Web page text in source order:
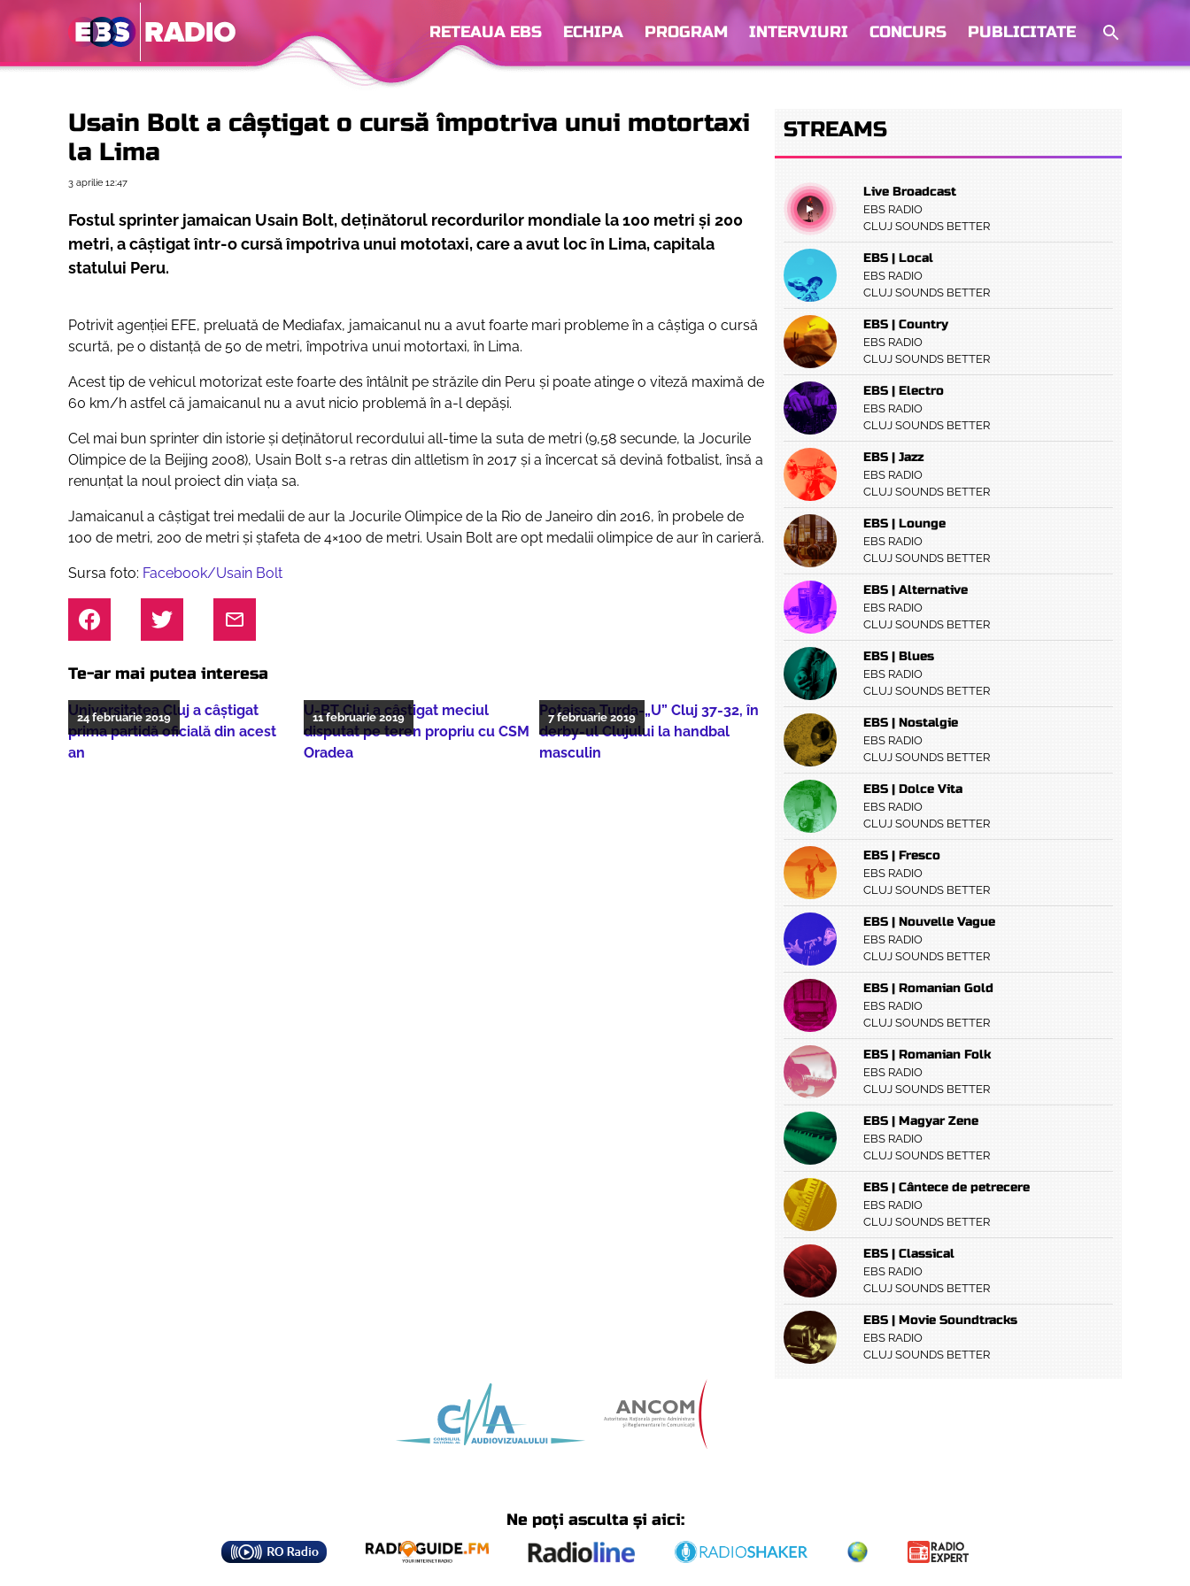
RETEAUA EBS ECHIPA PROGRAM INTERVIURI CONCURS PUBLICITATE
Usain Bolt a câștigat o cursă împotriva unui motortaxi
la Lima
3 aprilie 12:47
Fostul sprinter jamaican Usain Bolt, deţinătorul recordurilor mondiale la 100 metri şi 200
metri, a câștigat într-o cursă împotriva unui mototaxi, care a avut loc în Lima, capitala
statului Peru.
Potrivit agenției EFE, preluată de Mediafax, jamaicanul nu a avut foarte mari probleme în a câștiga o cursă
scurtă, pe o distanță de 50 de metri, împotriva unui motortaxi, în Lima.
Acest tip de vehicul motorizat este foarte des întâlnit pe străzile din Peru și poate atinge o viteză maximă de
60 km/h astfel că jamaicanul nu a avut nicio problemă în a-l depăși.
Cel mai bun sprinter din istorie şi deţinătorul recordului all-time la suta de metri (9,58 secunde, la Jocurile
Olimpice de la Beijing 2008), Usain Bolt s-a retras din altletism în 2017 şi a încercat să devină fotbalist, însă a
renunţat la noul proiect din viaţa sa.
Jamaicanul a câştigat trei medalii de aur la Jocurile Olimpice de la Rio de Janeiro din 2016, în probele de
100 de metri, 200 de metri şi ştafeta de 4×100 de metri. Usain Bolt are opt medalii olimpice de aur în carieră.
Sursa foto: Facebook/Usain Bolt
Te-ar mai putea interesa
Universitatea Cluj a câștigat
prima partidă oficială din acest
an
24 februarie 2019
U-BT Cluj a câștigat meciul
disputat pe teren propriu cu CSM
Oradea
11 februarie 2019
Potaissa Turda-„U” Cluj 37-32, în
derby-ul Clujului la handbal
masculin
7 februarie 2019
STREAMS
Live Broadcast
EBS RADIO
CLUJ SOUNDS BETTER
EBS | Local
EBS RADIO
CLUJ SOUNDS BETTER
EBS | Country
EBS RADIO
CLUJ SOUNDS BETTER
EBS | Electro
EBS RADIO
CLUJ SOUNDS BETTER
EBS | Jazz
EBS RADIO
CLUJ SOUNDS BETTER
EBS | Lounge
EBS RADIO
CLUJ SOUNDS BETTER
EBS | Alternative
EBS RADIO
CLUJ SOUNDS BETTER
EBS | Blues
EBS RADIO
CLUJ SOUNDS BETTER
EBS | Nostalgie
EBS RADIO
CLUJ SOUNDS BETTER
EBS | Dolce Vita
EBS RADIO
CLUJ SOUNDS BETTER
EBS | Fresco
EBS RADIO
CLUJ SOUNDS BETTER
EBS | Nouvelle Vague
EBS RADIO
CLUJ SOUNDS BETTER
EBS | Romanian Gold
EBS RADIO
CLUJ SOUNDS BETTER
EBS | Romanian Folk
EBS RADIO
CLUJ SOUNDS BETTER
EBS | Magyar Zene
EBS RADIO
CLUJ SOUNDS BETTER
EBS | Cântece de petrecere
EBS RADIO
CLUJ SOUNDS BETTER
EBS | Classical
EBS RADIO
CLUJ SOUNDS BETTER
EBS | Movie Soundtracks
EBS RADIO
CLUJ SOUNDS BETTER
Ne poți asculta și aici: